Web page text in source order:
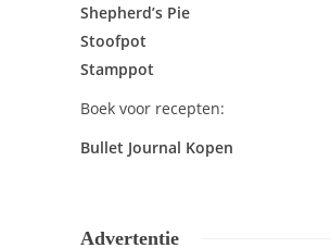
Shepherd’s Pie
Stoofpot
Stamppot
Boek voor recepten:
Bullet Journal Kopen
Advertentie